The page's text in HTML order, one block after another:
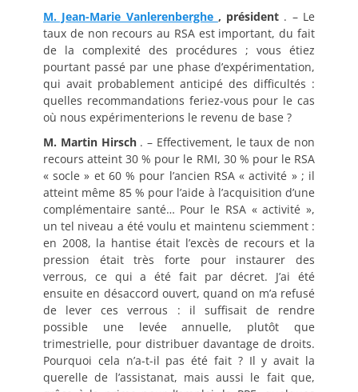
M. Jean-Marie Vanlerenberghe , président . – Le
taux de non recours au RSA est important, du fait
de la complexité des procédures ; vous étiez
pourtant passé par une phase d’expérimentation,
qui avait probablement anticipé des difficultés :
quelles recommandations feriez-vous pour le cas
où nous expérimenterions le revenu de base ?
M. Martin Hirsch . – Effectivement, le taux de non
recours atteint 30 % pour le RMI, 30 % pour le RSA
« socle » et 60 % pour l’ancien RSA « activité » ; il
atteint même 85 % pour l’aide à l’acquisition d’une
complémentaire santé… Pour le RSA « activité »,
un tel niveau a été voulu et maintenu sciemment :
en 2008, la hantise était l’excès de recours et la
pression était très forte pour instaurer des
verrous, ce qui a été fait par décret. J’ai été
ensuite en désaccord ouvert, quand on m’a refusé
de lever ces verrous : il suffisait de rendre
possible une levée annuelle, plutôt que
trimestrielle, pour distribuer davantage de droits.
Pourquoi cela n’a-t-il pas été fait ? Il y avait la
querelle de l’assistanat, mais aussi le fait que,